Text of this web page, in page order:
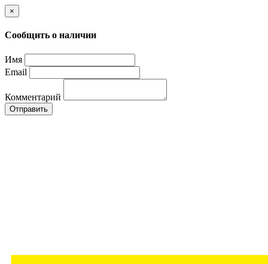
×
Сообщить о наличии
Имя
Email
Комментарий
Отправить